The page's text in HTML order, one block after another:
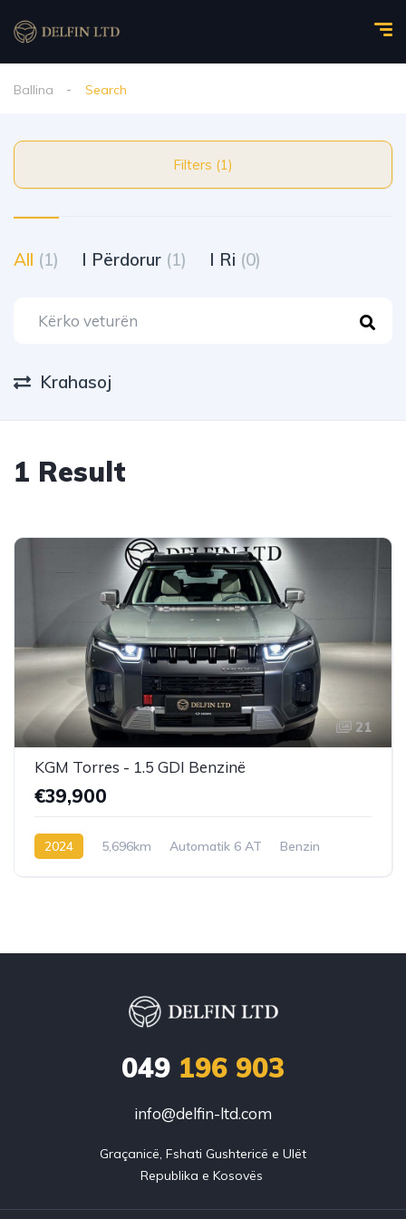
Ballina Search
Filters (1)
All (1) I Përdorur (1) I Ri (0)
Krahasoj
1 Result
21
KGM Torres - 1.5 GDI Benzinë
€39,900
2024 5,696km Automatik 6 AT Benzin
049 196 903
info@delfin-ltd.com
Graçanicë, Fshati Gushtericë e Ulët